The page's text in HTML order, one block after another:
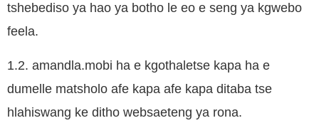
tshebediso ya hao ya botho le eo e seng ya kgwebo
feela.
1.2. amandla.mobi ha e kgothaletse kapa ha e
dumelle matsholo afe kapa afe kapa ditaba tse
hlahiswang ke ditho websaeteng ya rona.